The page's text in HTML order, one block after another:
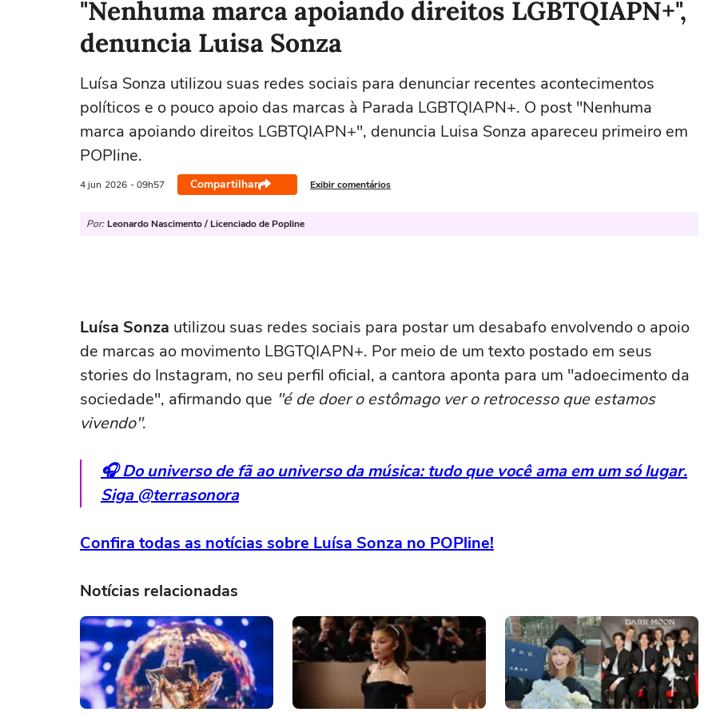
"Nenhuma marca apoiando direitos LGBTQIAPN+",
denuncia Luisa Sonza
Luísa Sonza utilizou suas redes sociais para denunciar recentes acontecimentos
políticos e o pouco apoio das marcas à Parada LGBTQIAPN+. O post "Nenhuma
marca apoiando direitos LGBTQIAPN+", denuncia Luisa Sonza apareceu primeiro em
POPline.
4 jun 2026 - 09h57 Compartilhar Exibir comentários
Por: Leonardo Nascimento / Licenciado de Popline
Luísa Sonza utilizou suas redes sociais para postar um desabafo envolvendo o apoio
de marcas ao movimento LBGTQIAPN+. Por meio de um texto postado em seus
stories do Instagram, no seu perfil oficial, a cantora aponta para um "adoecimento da
sociedade", afirmando que "é de doer o estômago ver o retrocesso que estamos
vivendo".
🎧 Do universo de fã ao universo da música: tudo que você ama em um só lugar.
Siga @terrasonora
Confira todas as notícias sobre Luísa Sonza no POPline!
Notícias relacionadas